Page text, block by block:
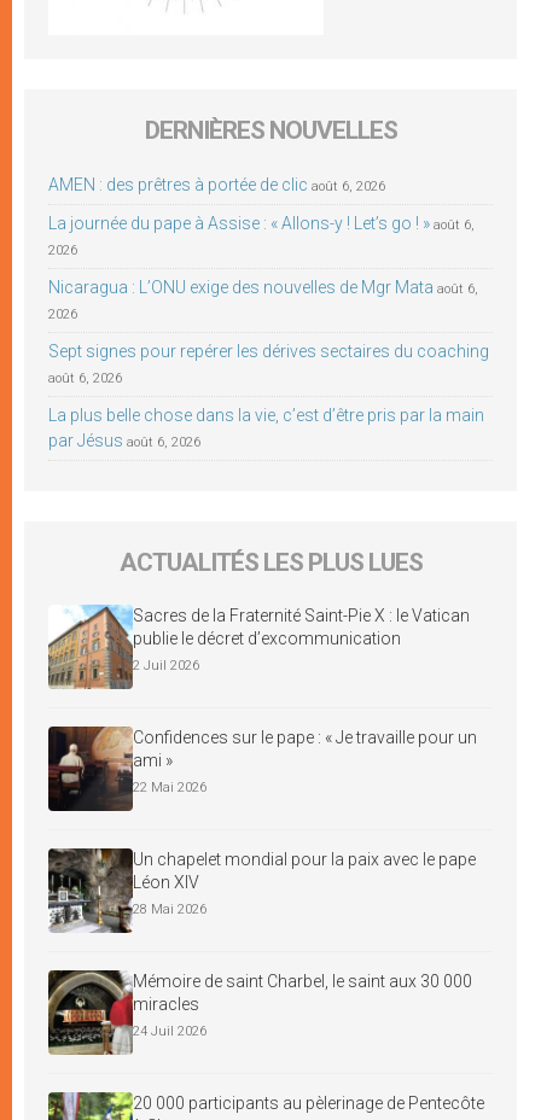
DERNIÈRES NOUVELLES
AMEN : des prêtres à portée de clic août 6, 2026
La journée du pape à Assise : « Allons-y ! Let’s go ! » août 6,
2026
Nicaragua : L’ONU exige des nouvelles de Mgr Mata août 6,
2026
Sept signes pour repérer les dérives sectaires du coaching
août 6, 2026
La plus belle chose dans la vie, c’est d’être pris par la main
par Jésus août 6, 2026
ACTUALITÉS LES PLUS LUES
Sacres de la Fraternité Saint-Pie X : le Vatican
publie le décret d’excommunication
2 Juil 2026
Confidences sur le pape : « Je travaille pour un
ami »
22 Mai 2026
Un chapelet mondial pour la paix avec le pape
Léon XIV
28 Mai 2026
Mémoire de saint Charbel, le saint aux 30 000
miracles
24 Juil 2026
20 000 participants au pèlerinage de Pentecôte